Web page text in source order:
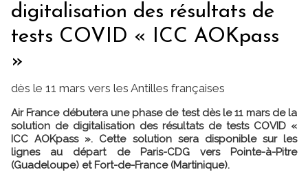
digitalisation des résultats de
tests COVID « ICC AOKpass
»
dès le 11 mars vers les Antilles françaises
Air France débutera une phase de test dès le 11 mars de la
solution de digitalisation des résultats de tests COVID «
ICC AOKpass ». Cette solution sera disponible sur les
lignes au départ de Paris-CDG vers Pointe-à-Pitre
(Guadeloupe) et Fort-de-France (Martinique).